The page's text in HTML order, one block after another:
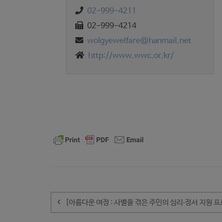
02-999-4211
02-999-4214
wolgyewelfare@hanmail.net
http://www.wwc.or.kr/
내
비
[아름다운 여정 : 사별을 겪은 주민의 심리‧정서 지원 프